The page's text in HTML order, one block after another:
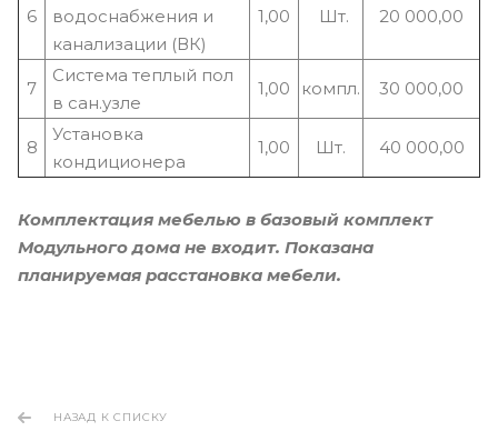
6
водоснабжения и
канализации (ВК)
1,00 Шт. 20 000,00
7
Система теплый пол
в сан.узле
1,00 компл. 30 000,00
8
Установка
кондиционера
1,00 Шт. 40 000,00
Комплектация мебелью в базовый комплект
Модульного дома не входит. Показана
планируемая расстановка мебели.
НАЗАД К СПИСКУ